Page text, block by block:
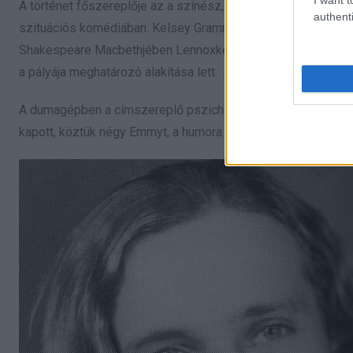
A történet főszereplője az a színész, aki Dr. Frasier Crane
szituációs komédiában. Kelsey Grammer a hetvenes évek
Shakespeare Macbethjében Lennoxként. A tévés áttörés
a pályája meghatározó alakítása lett.
A dumagépben a címszereplő pszichiátert játszotta, és
kapott, köztük négy Emmyt, a humora és a stílusa sok